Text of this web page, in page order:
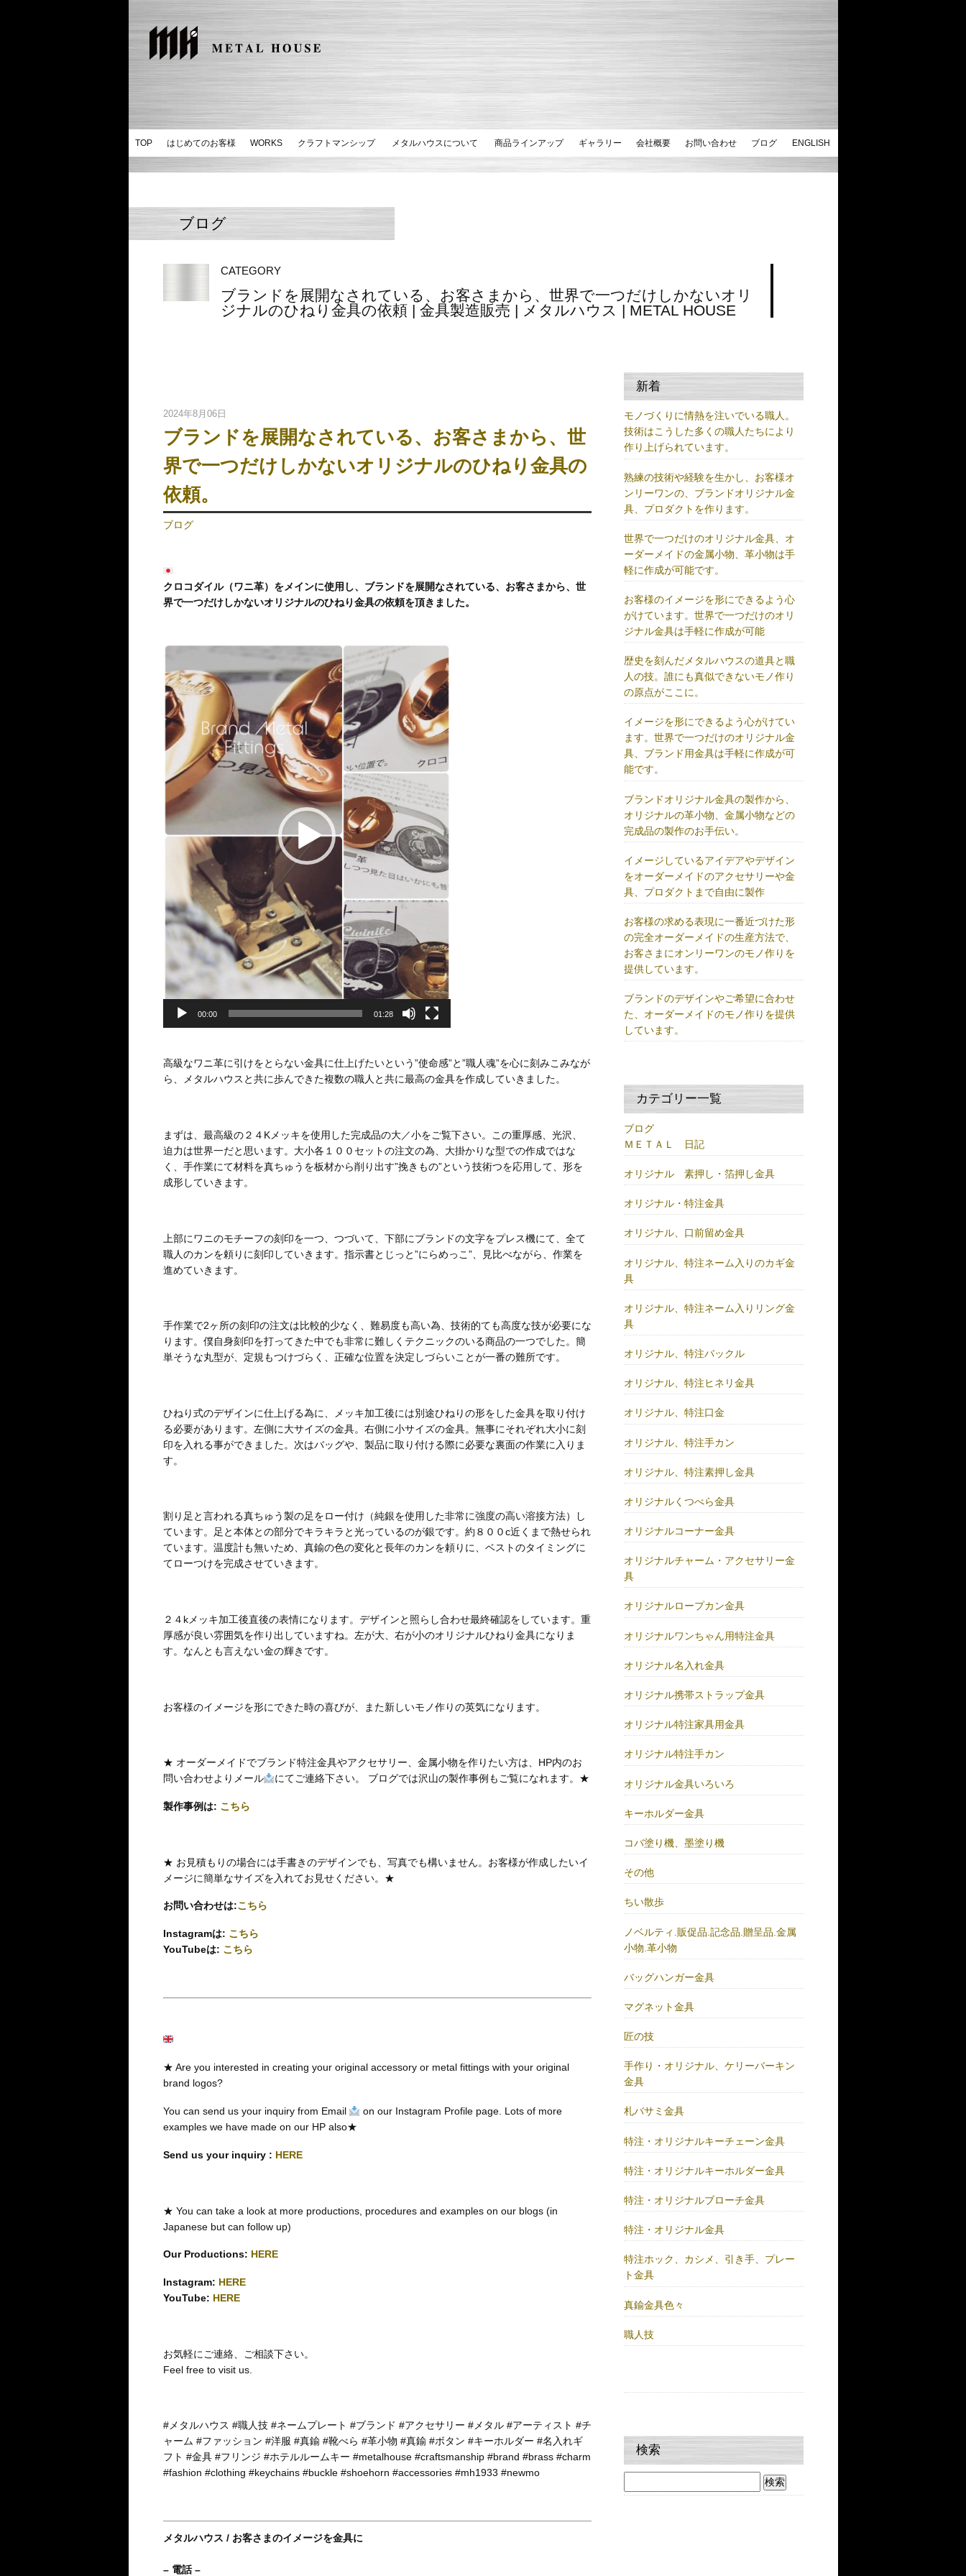
TOP はじめてのお客様 WORKS クラフトマンシップ メタルハウスについて 商品ラインアップ ギャラリー 会社概要 お問い合わせ ブログ ENGLISH
ブログ
CATEGORY
ブランドを展開なされている、お客さまから、世界で一つだけしかないオリ
ジナルのひねり金具の依頼 | 金具製造販売 | メタルハウス | METAL HOUSE
2024年8月06日
ブランドを展開なされている、お客さまから、世
界で一つだけしかないオリジナルのひねり金具の
依頼。
ブログ
クロコダイル（ワニ革）をメインに使用し、ブランドを展開なされている、お客さまから、世
界で一つだけしかないオリジナルのひねり金具の依頼を頂きました。
動
プ
レ
ー
ヤ
ー
00:00 01:28
高級なワニ革に引けをとらない金具に仕上げたいという”使命感”と”職人魂”を心に刻みこみなが
ら、メタルハウスと共に歩んできた複数の職人と共に最高の金具を作成していきました。
まずは、最高級の２４Kメッキを使用した完成品の大／小をご覧下さい。この重厚感、光沢、
迫力は世界一だと思います。大小各１００セットの注文の為、大掛かりな型での作成ではな
く、手作業にて材料を真ちゅうを板材から削り出す”挽きもの”という技術つを応用して、形を
成形していきます。
上部にワニのモチーフの刻印を一つ、つづいて、下部にブランドの文字をプレス機にて、全て
職人のカンを頼りに刻印していきます。指示書とじっと”にらめっこ”、見比べながら、作業を
進めていきます。
手作業で2ヶ所の刻印の注文は比較的少なく、難易度も高い為、技術的ても高度な技が必要にな
ります。僕自身刻印を打ってきた中でも非常に難しくテクニックのいる商品の一つでした。簡
単そうな丸型が、定規もつけづらく、正確な位置を決定しづらいことが一番の難所です。
ひねり式のデザインに仕上げる為に、メッキ加工後には別途ひねりの形をした金具を取り付け
る必要があります。左側に大サイズの金具。右側に小サイズの金具。無事にそれぞれ大小に刻
印を入れる事ができました。次はバッグや、製品に取り付ける際に必要な裏面の作業に入りま
す。
割り足と言われる真ちゅう製の足をロー付け（純銀を使用した非常に強度の高い溶接方法）し
ています。足と本体との部分でキラキラと光っているのが銀です。約８００c近くまで熱せられ
ています。温度計も無いため、真鍮の色の変化と長年のカンを頼りに、ベストのタイミングに
てローつけを完成させていきます。
２４kメッキ加工後直後の表情になります。デザインと照らし合わせ最終確認をしています。重
厚感が良い雰囲気を作り出していますね。左が大、右が小のオリジナルひねり金具になりま
す。なんとも言えない金の輝きです。
お客様のイメージを形にできた時の喜びが、また新しいモノ作りの英気になります。
★ オーダーメイドでブランド特注金具やアクセサリー、金属小物を作りたい方は、HP内のお
問い合わせよりメール
にてご連絡下さい。 ブログでは沢山の製作事例もご覧になれます。★
製作事例は: こちら
★ お見積もりの場合には手書きのデザインでも、写真でも構いません。お客様が作成したいイ
メージに簡単なサイズを入れてお見せください。★
お問い合わせは:こちら
Instagramは: こちら
YouTubeは: こちら
★ Are you interested in creating your original accessory or metal fittings with your original
brand logos?
You can send us your inquiry from Email
on our Instagram Profile page. Lots of more
examples we have made on our HP also★
Send us your inquiry : HERE
★ You can take a look at more productions, procedures and examples on our blogs (in
Japanese but can follow up)
Our Productions: HERE
Instagram: HERE
YouTube: HERE
お気軽にご連絡、ご相談下さい。
Feel free to visit us.
#メタルハウス #職人技 #ネームプレート #ブランド #アクセサリー #メタル #アーティスト #チ
ャーム #ファッション #洋服 #真鍮 #靴べら #革小物 #真鍮 #ボタン #キーホルダー #名入れギ
フト #金具 #フリンジ #ホテルルームキー #metalhouse #craftsmanship #brand #brass #charm
#fashion #clothing #keychains #buckle #shoehorn #accessories #mh1933 #newmo
メタルハウス / お客さまのイメージを金具に
– 電話 –
新着
モノづくりに情熱を注いでいる職人。
技術はこうした多くの職人たちにより
作り上げられています。
熟練の技術や経験を生かし、お客様オ
ンリーワンの、ブランドオリジナル金
具、プロダクトを作ります。
世界で一つだけのオリジナル金具、オ
ーダーメイドの金属小物、革小物は手
軽に作成が可能です。
お客様のイメージを形にできるよう心
がけています。世界で一つだけのオリ
ジナル金具は手軽に作成が可能
歴史を刻んだメタルハウスの道具と職
人の技。誰にも真似できないモノ作り
の原点がここに。
イメージを形にできるよう心がけてい
ます。世界で一つだけのオリジナル金
具、ブランド用金具は手軽に作成が可
能です。
ブランドオリジナル金具の製作から、
オリジナルの革小物、金属小物などの
完成品の製作のお手伝い。
イメージしているアイデアやデザイン
をオーダーメイドのアクセサリーや金
具、プロダクトまで自由に製作
お客様の求める表現に一番近づけた形
の完全オーダーメイドの生産方法で、
お客さまにオンリーワンのモノ作りを
提供しています。
ブランドのデザインやご希望に合わせ
た、オーダーメイドのモノ作りを提供
しています。
カテゴリー一覧
ブログ
ＭＥＴＡＬ 日記
オリジナル 素押し・箔押し金具
オリジナル・特注金具
オリジナル、口前留め金具
オリジナル、特注ネーム入りのカギ金
具
オリジナル、特注ネーム入りリング金
具
オリジナル、特注バックル
オリジナル、特注ヒネリ金具
オリジナル、特注口金
オリジナル、特注手カン
オリジナル、特注素押し金具
オリジナルくつべら金具
オリジナルコーナー金具
オリジナルチャーム・アクセサリー金
具
オリジナルロープカン金具
オリジナルワンちゃん用特注金具
オリジナル名入れ金具
オリジナル携帯ストラップ金具
オリジナル特注家具用金具
オリジナル特注手カン
オリジナル金具いろいろ
キーホルダー金具
コバ塗り機、墨塗り機
その他
ちい散歩
ノベルティ.販促品.記念品.贈呈品.金属
小物.革小物
バッグハンガー金具
マグネット金具
匠の技
手作り・オリジナル、ケリーバーキン
金具
札バサミ金具
特注・オリジナルキーチェーン金具
特注・オリジナルキーホルダー金具
特注・オリジナルブローチ金具
特注・オリジナル金具
特注ホック、カシメ、引き手、プレー
ト金具
真鍮金具色々
職人技
検索
索: